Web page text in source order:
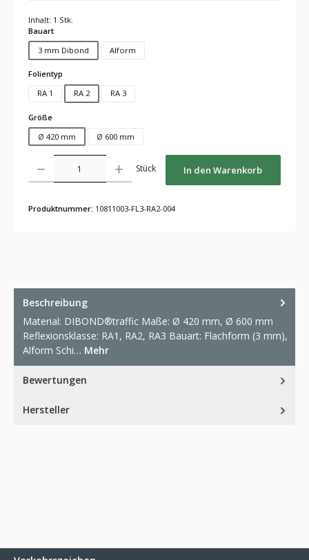
Inhalt: 1 Stk.
Bauartauswählen
3 mm Dibond
Alform
Folientyp
RA 1
RA 2 RA 3
Größeauswählen
Ø 420 mm
Ø 600 mm
Stück In den Warenkorb
Produktnummer: 10811003-FL3-RA2-004
Beschreibung
Material: DIBOND®traffic Maße: Ø 420 mm, Ø 600 mm
Reflexionsklasse: RA1, RA2, RA3 Bauart: Flachform (3 mm),
Alform Schi… Mehr
Bewertungen
Hersteller